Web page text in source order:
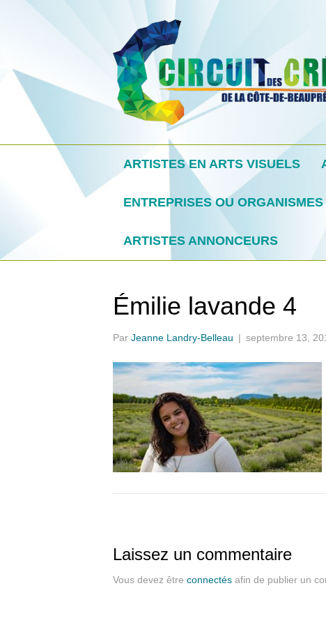
ARTISTES EN ARTS VISUELS
ENTREPRISES OU
ARTISTES ANNONCEURS
Émilie lavande 4
Par Jeanne Landry-Belleau | septembre 13,
Laissez un commentaire
Vous devez être connectés afin de publier un